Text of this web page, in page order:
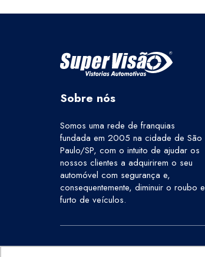
Sobre nós
Somos uma rede de franquias
fundada em 2005 na cidade de São
Paulo/SP, com o intuito de ajudar os
nossos clientes a adquirirem o seu
automóvel com segurança e,
consequentemente, diminuir o roubo e
furto de veículos.